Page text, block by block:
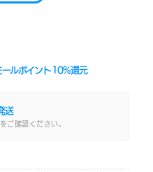
ルポイント 10%還元
送
をご確認ください。